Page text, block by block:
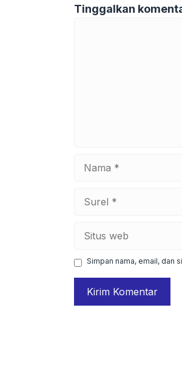
Tinggalkan
web
Simpan nama, email, dan